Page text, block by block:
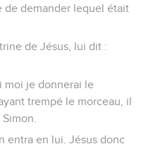
de demander lequel était
de Jésus, lui dit :
moi je donnerai le
trempé le morceau, il
entra en lui. Jésus donc